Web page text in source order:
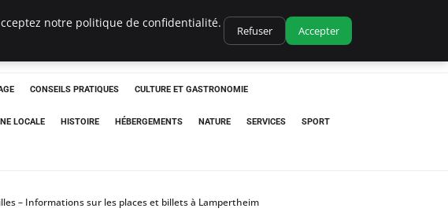
CONSEILS PRATIQUES CULTURE ET GASTRONOMIE
LOCALE HISTOIRE HÉBERGEMENTS NATURE SERVICES SPORT
– Informations sur les places et billets à Lampertheim
notre politique de confidentialité.
Refuser Accepter